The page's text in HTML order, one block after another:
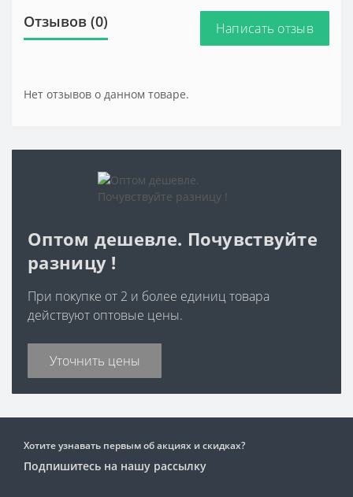
Отзывов (0) Написать отзыв
Нет отзывов о данном товаре.
Оптом дешевле. Почувствуйте
разницу !
При покупке от 2 и более единиц товара
действуют оптовые цены.
Уточнить цены
Хотите узнавать первым об акциях и скидках?
Подпишитесь на нашу рассылку